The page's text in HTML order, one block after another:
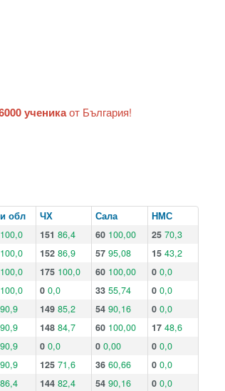
ученикаот България!
обл ЧХ Сала
НМС
100,0 151 86,4 60 100,00 25 70,3
100,0 152 86,9 57 95,08 15 43,2
100,0 175 100,0 60 100,00 0 0,0
100,0 0 0,0 33 55,74 0 0,0
90,9 149 85,2 54 90,16 0 0,0
90,9 148 84,7 60 100,00 17 48,6
90,9 0 0,0 0 0,00 0 0,0
90,9 125 71,6 36 60,66 0 0,0
86,4 144 82,4 54 90,16 0 0,0